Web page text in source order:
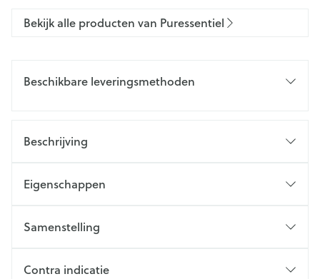
Bekijk alle producten van Puressentiel
Beschikbare leveringsmethoden
Beschrijving
Eigenschappen
Samenstelling
Contra indicatie